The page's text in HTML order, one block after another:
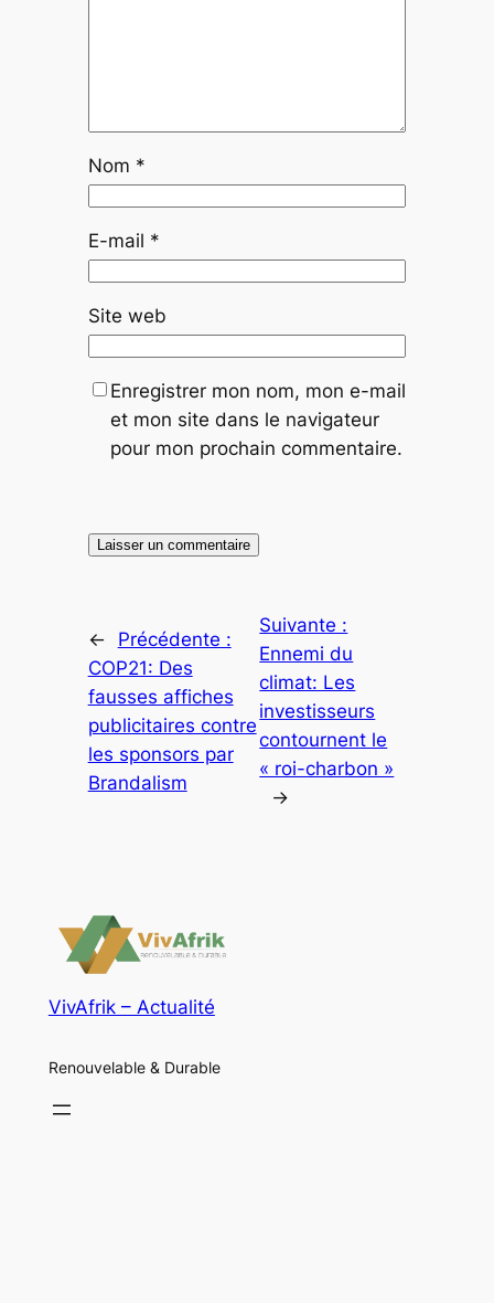
Nom *
E-mail *
Site web
Enregistrer mon nom, mon e-mail
et mon site dans le navigateur
pour mon prochain commentaire.
←
Précédente :
COP21: Des
fausses affiches
publicitaires contre
les sponsors par
Brandalism
Suivante :
Ennemi du
climat: Les
investisseurs
contournent le
« roi-charbon »
→
VivAfrik – Actualité
Renouvelable & Durable